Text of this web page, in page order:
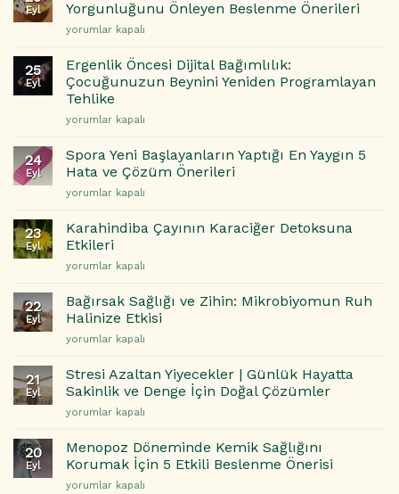
İyi
Uyku
İçin
Dönüştürebilirsiniz?
için
için
Eyl
Yorgunluğunu Önleyen Beslenme Önerileri
Uyku
Artıran
Sabah
Yorgunluğunu
Önleyen
Önerileri
için
yorumlar kapalı
25
Eyl
Ergenlik Öncesi Dijital Bağımlılık:
Çocuğunuzun Beynini Yeniden Programlayan
Tehlike
Ergenlik
Dijital
Bağımlılık:
Çocuğunuzun
Beynini
Programlayan
Tehlike
yorumlar kapalı
24
Eyl
Spora Yeni Başlayanların Yaptığı En Yaygın 5
Hata ve Çözüm Önerileri
Spora
Başlayanların
Yaptığı
En
Yaygın
Hata
ve
Önerileri
yorumlar kapalı
23
Eyl
Karahindiba Çayının Karaciğer Detoksuna
Etkileri
Karahindiba
Karaciğer
Detoksuna
Etkileri
için
yorumlar kapalı
22
Eyl
Bağırsak Sağlığı ve Zihin: Mikrobiyomun Ruh
Halinize Etkisi
Bağırsak
ve
Zihin:
Mikrobiyomun
Ruh
Etkisi
için
yorumlar kapalı
21
Eyl
Stresi Azaltan Yiyecekler | Günlük Hayatta
Sakinlik ve Denge İçin Doğal Çözümler
Stresi
Yiyecekler
Günlük
Hayatta
yorumlar kapalı
20
Eyl
Menopoz Döneminde Kemik Sağlığını
Korumak İçin 5 Etkili Beslenme Önerisi
Menopoz
yorumlar kapalı